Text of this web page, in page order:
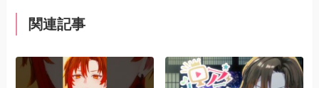
関連記事